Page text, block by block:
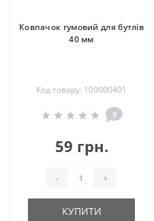
Ковпачок гумовий для бутлів
40 мм
Код товару: 100000401
0
59 грн.
- +
КУПИТИ